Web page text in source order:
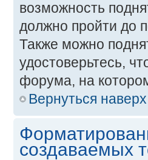
возможность
должно пройти до
Также можно
удостоверьтесь,
форума, на
Вернуться наверх
создаваемых